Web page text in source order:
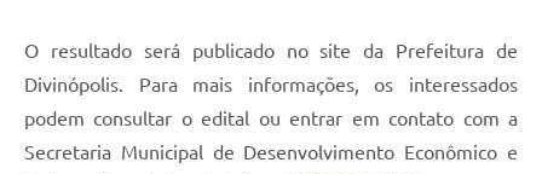
O resultado será publicado no site da Prefeitura de
Divinópolis. Para mais informações, os interessados
podem consultar o edital ou entrar em contato com a
Secretaria Municipal de Desenvolvimento Econômico e